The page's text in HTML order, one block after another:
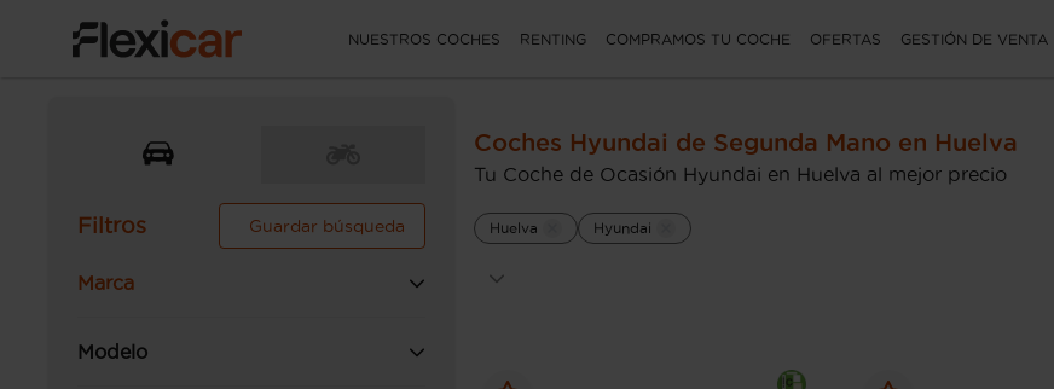
NUESTROS COCHES RENTING COMPRAMOS TU COCHE OFERTAS GESTIÓN DE VENTA
Filtros Guardar búsqueda
Marca
Modelo
Coches Hyundai de Segunda Mano en Huelva
Tu Coche de Ocasión Hyundai en Huelva al mejor precio
Huelva Hyundai